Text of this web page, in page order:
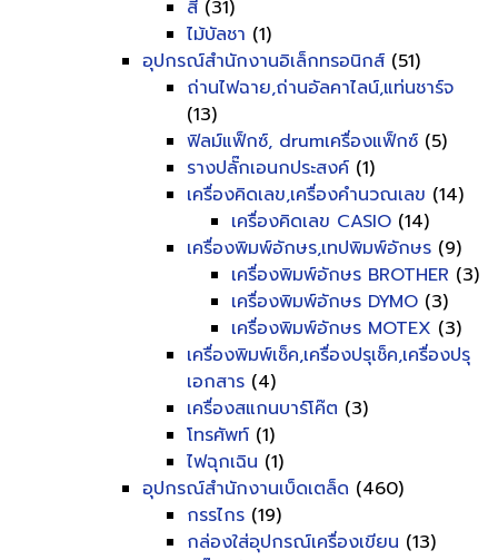
สี (31)
ไม้บัลชา (1)
อุปกรณ์สำนักงานอิเล็กทรอนิกส์ (51)
ถ่านไฟฉาย,ถ่านอัลคาไลน์,แท่นชาร์จ
(13)
ฟิลม์แฟ็กซ์, drumเครื่องแฟ็กซ์ (5)
รางปลั๊กเอนกประสงค์ (1)
เครื่องคิดเลข,เครื่องคำนวณเลข (14)
เครื่องคิดเลข CASIO (14)
เครื่องพิมพ์อักษร,เทปพิมพ์อักษร (9)
เครื่องพิมพ์อักษร BROTHER (3)
เครื่องพิมพ์อักษร DYMO (3)
เครื่องพิมพ์อักษร MOTEX (3)
เครื่องพิมพ์เช็ค,เครื่องปรุเช็ค,เครื่องปรุ
เอกสาร (4)
เครื่องสแกนบาร์โค๊ต (3)
โทรศัพท์ (1)
ไฟฉุกเฉิน (1)
อุปกรณ์สำนักงานเบ็ดเตล็ด (460)
กรรไกร (19)
กล่องใส่อุปกรณ์เครื่องเขียน (13)